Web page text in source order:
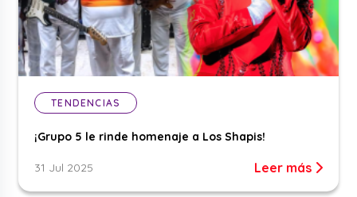
TENDENCIAS
¡Grupo 5 le rinde homenaje a Los Shapis!
31 Jul 2025 Leer más